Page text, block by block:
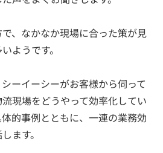
、なかなか現場に合った策が見
ようです。
ーイーシーがお客様から伺って
現場をどうやって効率化してい
的事例とともに、一連の業務効
ます。